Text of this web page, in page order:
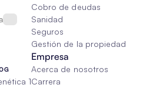
Cobro de deudas
Sanidad
Seguros
Gestión de la propiedad
101
Empresa
Acerca de nosotros
Carrera